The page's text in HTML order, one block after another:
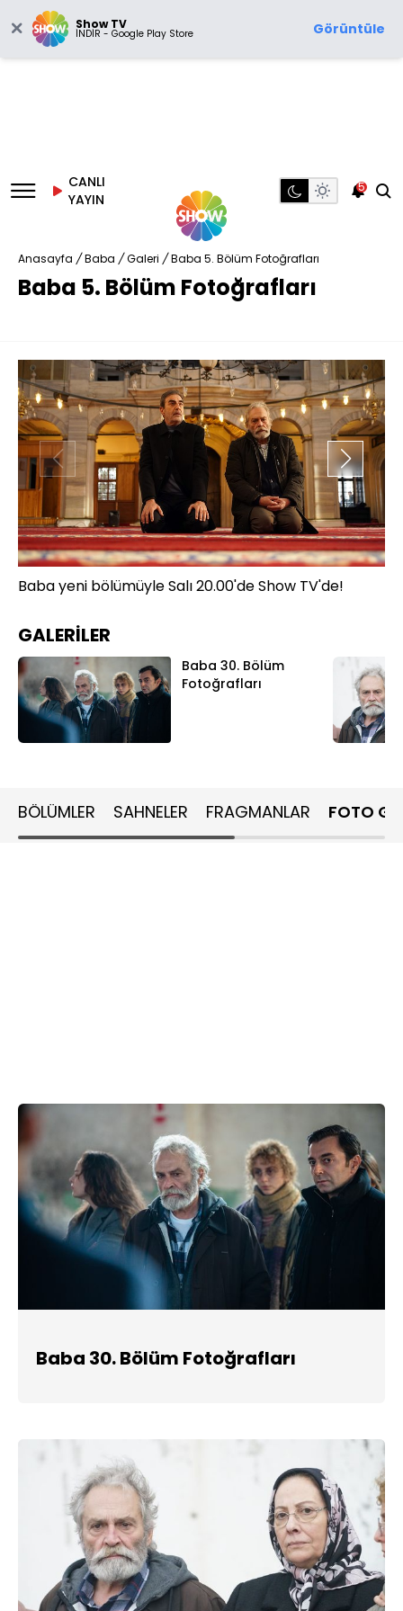
Show TV
İNDİR - Google Play Store Görüntüle
CANLI
YAYIN
5
Anasayfa / Baba / Galeri / Baba 5. Bölüm Fotoğrafları
Baba 5. Bölüm Fotoğrafları
Baba yeni bölümüyle Salı 20.00'de Show TV'de!
GALERİLER
Baba 30. Bölüm
Fotoğrafları
BÖLÜMLER SAHNELER FRAGMANLAR FOTO
Baba 30. Bölüm Fotoğrafları